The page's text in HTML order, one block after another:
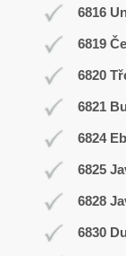
6816
6819
6820
6821
6824
6825
6828
6830